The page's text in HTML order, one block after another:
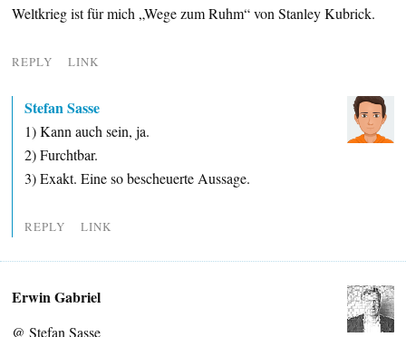
Weltkrieg ist für mich „Wege zum Ruhm“ von Stanley Kubrick.
REPLY LINK
Stefan Sasse
1) Kann auch sein, ja.
2) Furchtbar.
3) Exakt. Eine so bescheuerte Aussage.
REPLY LINK
Erwin Gabriel
@ Stefan Sasse